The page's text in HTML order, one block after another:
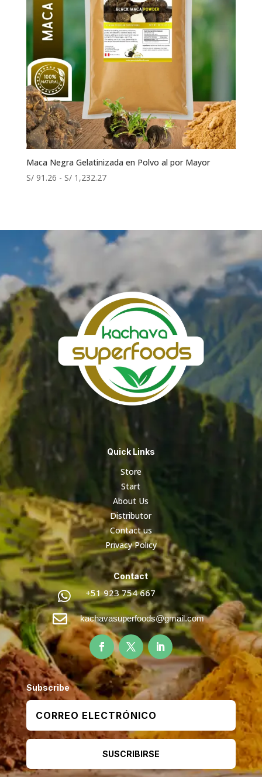
Maca Negra Gelatinizada en Polvo al por Mayor
S/91.26 - S/1,232.27Rango
S/ 91.26
hasta
Quick Links
Store
Start
About Us
Distributor
Contact us
Privacy Policy
Contact
 +51 923 754 667
 kachavasuperfoods@gmail.com
Subscribe
SUSCRIBIRSE